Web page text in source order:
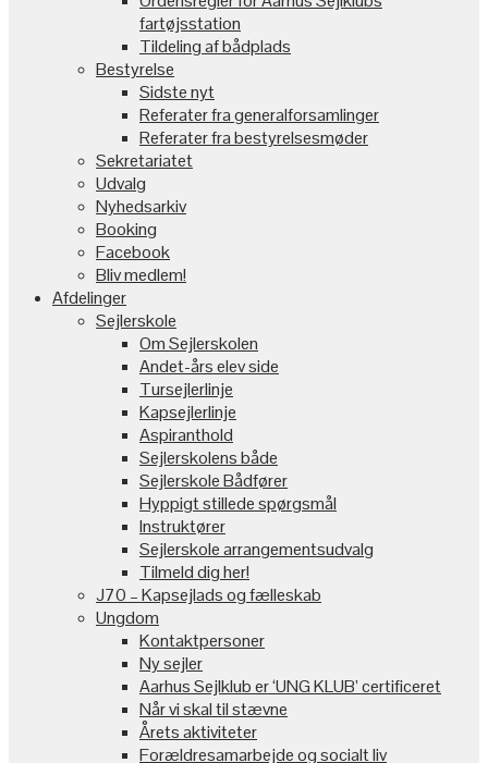
fartøjsstation
Tildeling af bådplads
Bestyrelse
Sidste nyt
Referater fra generalforsamlinger
Referater fra bestyrelsesmøder
Sekretariatet
Udvalg
Nyhedsarkiv
Booking
Facebook
Bliv medlem!
Afdelinger
Sejlerskole
Om Sejlerskolen
Andet-års elev side
Tursejlerlinje
Kapsejlerlinje
Aspiranthold
Sejlerskolens både
Sejlerskole Bådfører
Hyppigt stillede spørgsmål
Instruktører
Sejlerskole arrangementsudvalg
Tilmeld dig her!
J70 – Kapsejlads og fælleskab
Ungdom
Kontaktpersoner
Ny sejler
Aarhus Sejlklub er ‘UNG KLUB’ certificeret
Når vi skal til stævne
Årets aktiviteter
Forældresamarbejde og socialt liv